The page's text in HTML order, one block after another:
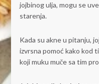
jojbinog ulja, mogu se
starenja.
Kada su akne u pitanju,
izvrsna pomoć kako kod
koji muku muče sa tim